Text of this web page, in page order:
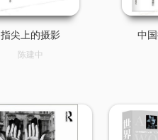
指尖上的摄影
陈建中
中